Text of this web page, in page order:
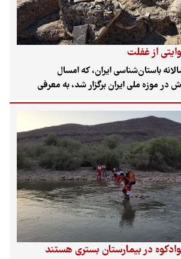
از غفلت
باستان‌شناسی ایران، که امسال
موزه ملی ایران برگزار شد، به معرفی
ایران اختصاص داشت. در این
آغاز و تا هفتم اسفند ادامه داشت،
باستان‌شناسی در نقاط مختلف ایران
یافته‌های امسال، تدفین نوزادی از هزاره
محوطه غرق‌شده «چپرآباد» در استان
کنار این گردهمایی، نمایشگاه گزیده‌ای از
جدیدترین اکتشافات باستان‌شناسی ایران برپا شده که شامل ۲۷۳ اثر
از دوره‌های مختلف است. این نمایشگاه تا پایان
۱۴۰۴ در موزه ملی ایران قابل بازدید است. اما مهمترین
سالانه، نگرانی باستان‌شناسان و پیشکسوتان
فرهنگی کشور بود.
در بیمارستان بستری هستند